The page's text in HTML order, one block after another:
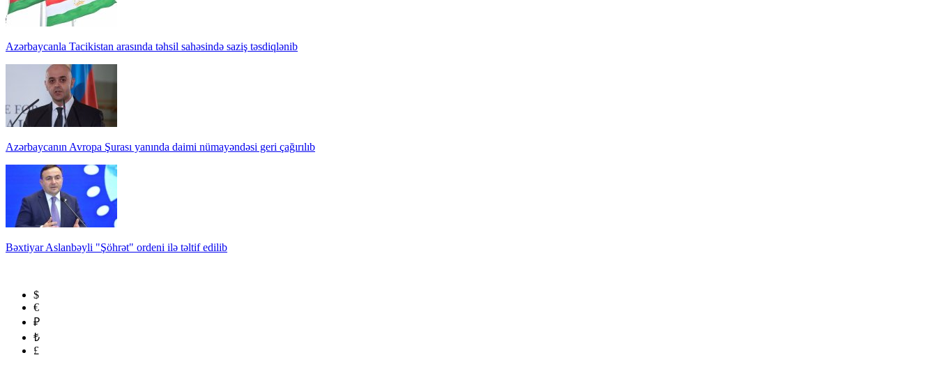
Azərbaycanla Tacikistan arasında təhsil sahəsində saziş təsdiqlənib
Azərbaycanın Avropa Şurası yanında daimi nümayəndəsi geri çağırılıb
Bəxtiyar Aslanbəyli "Şöhrət" ordeni ilə təltif edilib
$
€
₽
₺
£